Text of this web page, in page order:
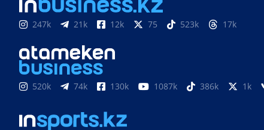
247k 21k 12k 75 523k 17k
520k 74k 130k 1087k 386k 1k